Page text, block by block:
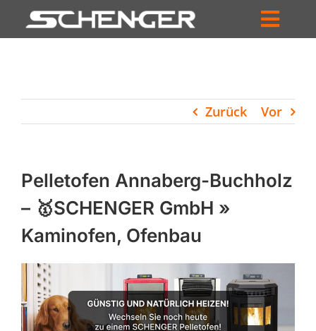
Inhalt
HÄNDLERSUCHE
UNTERNEHMEN
PROFIL
WARENKORB
PRODUCTS
SEARCH
Zurück Vor
Pelletofen Annaberg-Buchholz
– 🥇SCHENGER GmbH »
Kaminofen, Ofenbau